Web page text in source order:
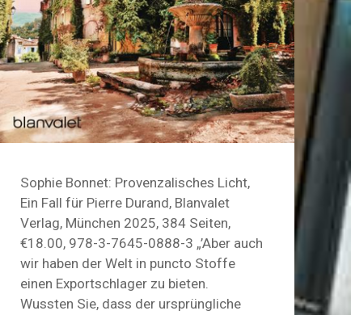
Sophie Bonnet: Provenzalisches Licht,
Ein Fall für Pierre Durand, Blanvalet
Verlag, München 2025, 384 Seiten,
€18.00, 978-3-7645-0888-3 „’Aber auch
wir haben der Welt in puncto Stoffe
einen Exportschlager zu bieten.
Wussten Sie, dass der ursprüngliche